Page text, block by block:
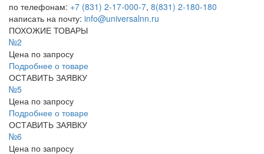
по телефонам: +7 (831) 2-17-000-7, 8(831) 2-180-180
написать на почту: info@universalnn.ru
ПОХОЖИЕ ТОВАРЫ
№2
Цена по запросу
Подробнее о товаре
ОСТАВИТЬ ЗАЯВКУ
№5
Цена по запросу
Подробнее о товаре
ОСТАВИТЬ ЗАЯВКУ
№6
Цена по запросу